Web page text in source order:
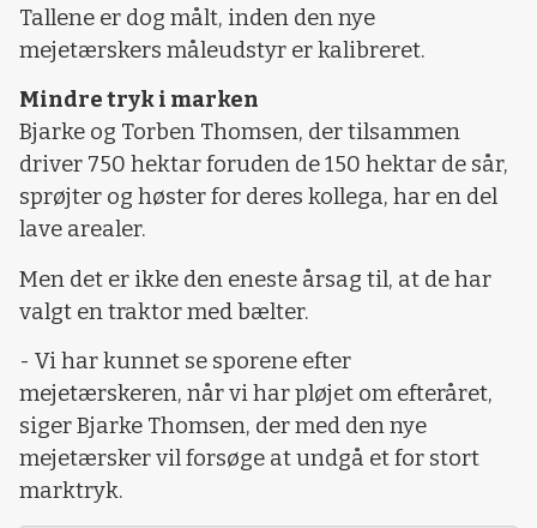
Tallene er dog målt, inden den nye
mejetærskers måleudstyr er kalibreret.
Mindre tryk i marken
Bjarke og Torben Thomsen, der tilsammen
driver 750 hektar foruden de 150 hektar de sår,
sprøjter og høster for deres kollega, har en del
lave arealer.
Men det er ikke den eneste årsag til, at de har
valgt en traktor med bælter.
- Vi har kunnet se sporene efter
mejetærskeren, når vi har pløjet om efteråret,
siger Bjarke Thomsen, der med den nye
mejetærsker vil forsøge at undgå et for stort
marktryk.